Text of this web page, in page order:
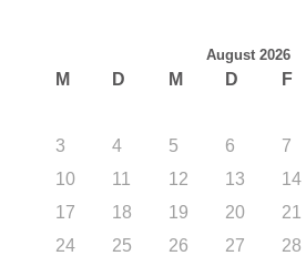
August 2026
M D M D F
3
4 5 6 7
10
11 12 13 14
17
18 19 20 21
24
25 26 27 28